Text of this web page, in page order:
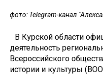
фото: Telegram-канал
В Курской области
деятельность
Всероссийского
истории и культуры